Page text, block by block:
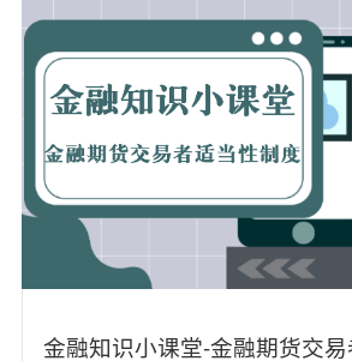
金融知识小课堂-金融期货交